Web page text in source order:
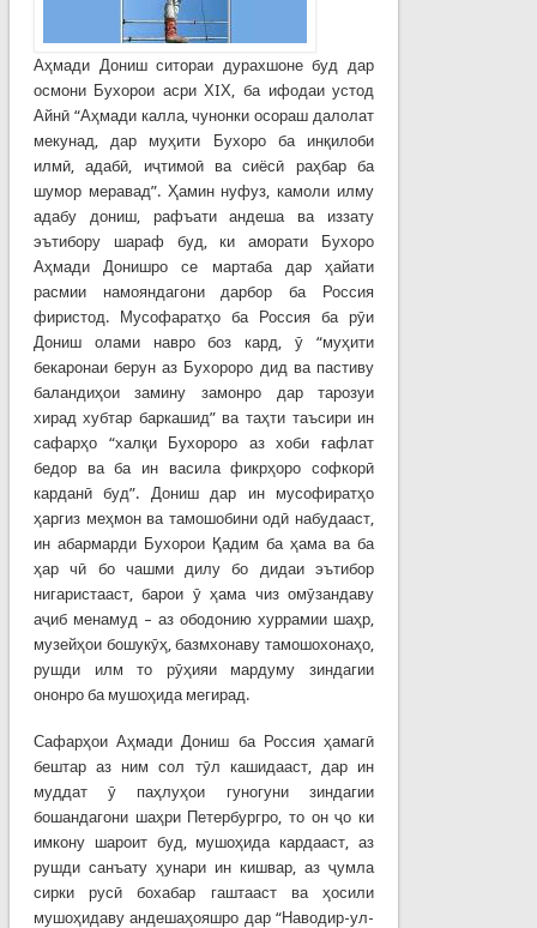
Аҳмади Дониш ситораи дурахшоне буд дар
осмони Бухорои асри ХIХ, ба ифодаи устод
Айнӣ “Аҳмади калла, чунонки осораш далолат
мекунад, дар муҳити Бухоро ба инқилоби
илмӣ, адабӣ, иҷтимоӣ ва сиёсӣ раҳбар ба
шумор меравад”. Ҳамин нуфуз, камоли илму
адабу дониш, рафъати андеша ва иззату
эътибору шараф буд, ки аморати Бухоро
Аҳмади Донишро се мартаба дар ҳайати
расмии намояндагони дарбор ба Россия
фиристод. Мусофаратҳо ба Россия ба рӯи
Дониш олами навро боз кард, ӯ “муҳити
бекаронаи берун аз Бухороро дид ва пастиву
баландиҳои замину замонро дар тарозуи
хирад хубтар баркашид” ва таҳти таъсири ин
сафарҳо “халқи Бухороро аз хоби ғафлат
бедор ва ба ин васила фикрҳоро софкорӣ
карданӣ буд”. Дониш дар ин мусофиратҳо
ҳаргиз меҳмон ва тамошобини одӣ набудааст,
ин абармарди Бухорои Қадим ба ҳама ва ба
ҳар чӣ бо чашми дилу бо дидаи эътибор
нигаристааст, барои ӯ ҳама чиз омӯзандаву
аҷиб менамуд – аз ободонию хуррамии шаҳр,
музейҳои бошукӯҳ, базмхонаву тамошохонаҳо,
рушди илм то рӯҳияи мардуму зиндагии
ононро ба мушоҳида мегирад.
Сафарҳои Аҳмади Дониш ба Россия ҳамагӣ
бештар аз ним сол тӯл кашидааст, дар ин
муддат ӯ паҳлуҳои гуногуни зиндагии
бошандагони шаҳри Петербургро, то он ҷо ки
имкону шароит буд, мушоҳида кардааст, аз
рушди санъату ҳунари ин кишвар, аз ҷумла
сирки русӣ бохабар гаштааст ва ҳосили
мушоҳидаву андешаҳояшро дар “Наводир-ул-